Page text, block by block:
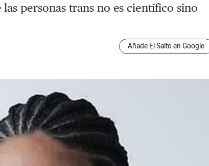
personas trans no es científico sino
Añade El Salto en Google